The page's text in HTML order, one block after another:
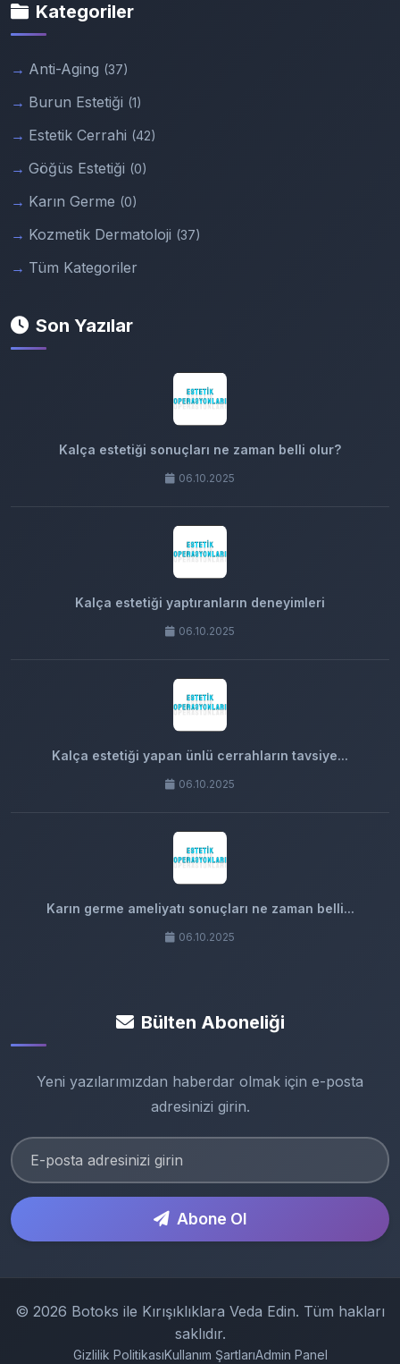
Kategoriler
Anti-Aging (37)
Burun Estetiği (1)
Estetik Cerrahi (42)
Göğüs Estetiği (0)
Karın Germe (0)
Kozmetik Dermatoloji (37)
Tüm Kategoriler
Son Yazılar
Kalça estetiği sonuçları ne zaman belli olur?
06.10.2025
Kalça estetiği yaptıranların deneyimleri
06.10.2025
Kalça estetiği yapan ünlü cerrahların tavsiye...
06.10.2025
Karın germe ameliyatı sonuçları ne zaman belli...
06.10.2025
Bülten Aboneliği
Yeni yazılarımızdan haberdar olmak için e-posta
adresinizi girin.
Abone Ol
© 2026 Botoks ile Kırışıklıklara Veda Edin. Tüm hakları
saklıdır.
Gizlilik PolitikasıKullanım ŞartlarıAdmin Panel